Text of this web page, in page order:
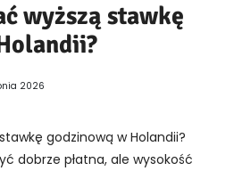
wyższą stawkę
2026
godzinową w Holandii?
dobrze płatna, ale wysokość